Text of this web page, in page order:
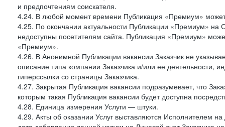
и предпочтениям соискателя.
4.24. В любой момент времени Публикация «Премиум»
4.25. По окончании актуальности Публикации «Премиум»
недоступны посетителям сайта. Публикация «Премиум»
«Премиум».
4.26. В Анонимной Публикации вакансии Заказчик не
описание типа компании Заказчика и/или ее деятельности,
гиперссылки со страницы Заказчика.
4.27. Закрытая Публикация вакансии подразумевает, что
которым такая Публикация вакансии будет доступна
4.28. Единица измерения Услуги — штуки.
4.29. Акты об оказании Услуг выставляются Исполнителем